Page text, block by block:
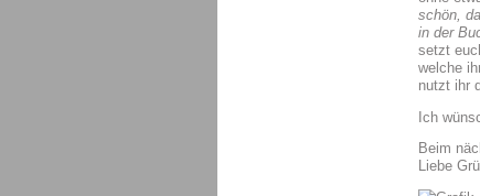
schön,
in der
setzt
welche
nutzt ihr
Ich
Beim
Liebe